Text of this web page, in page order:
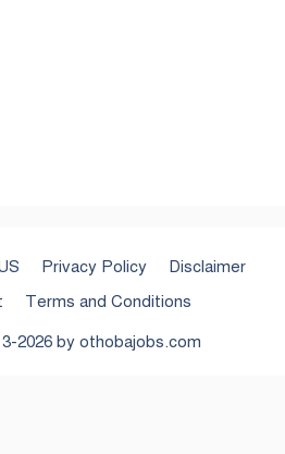
Privacy Policy
Disclaimer
Terms and Conditions
2026 by othobajobs.com